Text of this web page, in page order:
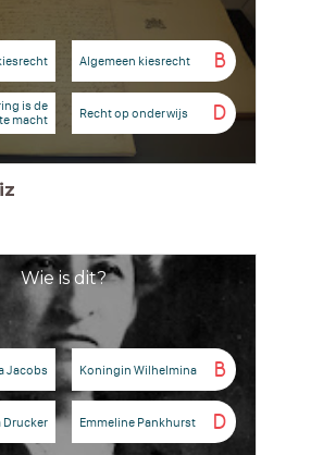
B
Algemeen kiesrecht
is de
macht
D
Recht op onderwijs
Wie is dit?
Jacobs B
Koningin Wilhelmina
Drucker D
Emmeline Pankhurst